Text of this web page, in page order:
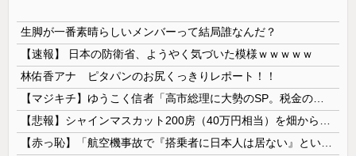
生脚が一番素晴らしいメンバーって結局誰なんだ？
【速報】 日本の防衛省、ようやく気づいた模様ｗｗｗｗｗ
林佑香アナ ピタパンのお尻くっきりレポート！！